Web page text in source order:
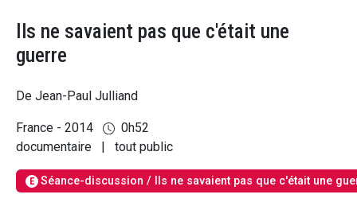
Ils ne savaient pas que c'était une
guerre
De Jean-Paul Julliand
France - 2014
0h52
documentaire
tout public
E Séance-discussion / Ils ne savaient pas que c'était une